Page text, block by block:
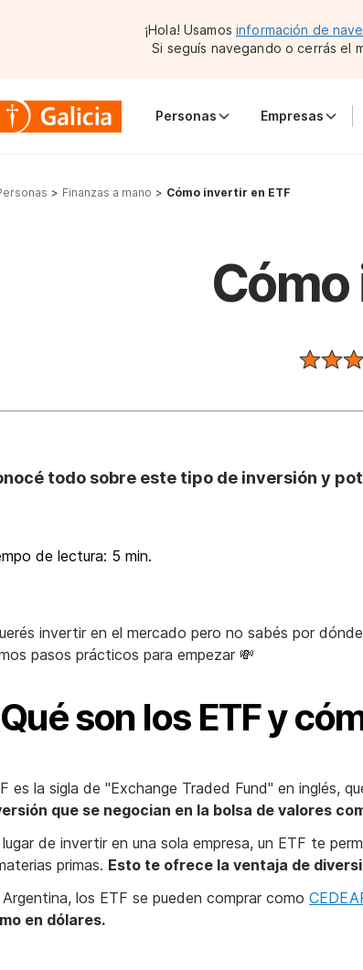
¡Hola! Usamos información de
Si seguís navegando o cerrás el
Personas Empresas
Finanzas a mano Cómo invertir en ETF
todo sobre este tipo de inversión y
de lectura: 5 min.
invertir en el mercado pero no sabés por
pasos prácticos para empezar 💸
son los ETF y
es la sigla de "Exchange Traded Fund" en inglés,
que se negocian en la bolsa de valores
lugar de invertir en una sola empresa, un ETF te
primas. Esto te ofrece la ventaja de
Argentina, los ETF se pueden comprar como
en dólares.